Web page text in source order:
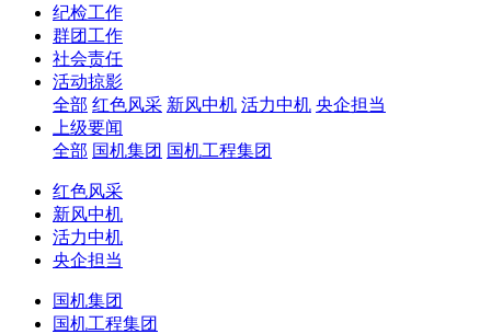
纪检工作
群团工作
社会责任
活动掠影
全部 红色风采 新风中机 活力中机 央企担当
上级要闻
全部 国机集团 国机工程集团
红色风采
新风中机
活力中机
央企担当
国机集团
国机工程集团